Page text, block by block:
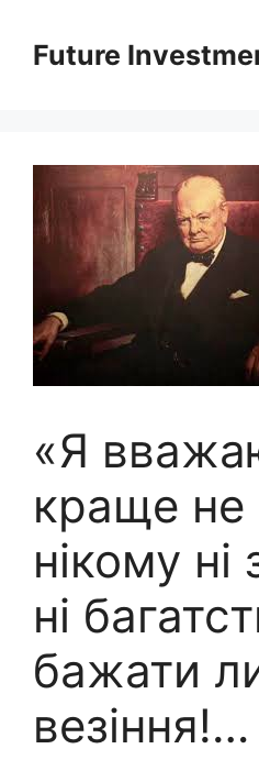
вмістуFuture
«Я
краще не
нікому ні
ні
бажати
везіння!…